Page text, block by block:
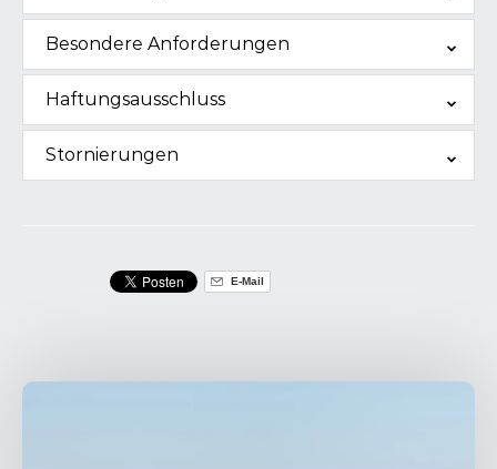
Besondere Anforderungen
Haftungsausschluss
Stornierungen
E-Mail